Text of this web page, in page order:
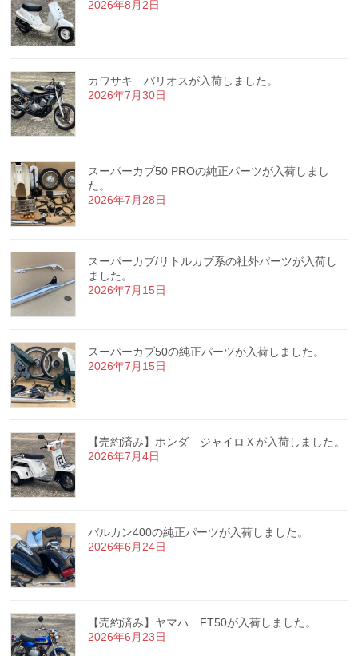
2026年8月2日
カワサキ バリオスが入荷しました。
2026年7月30日
スーパーカブ50 PROの純正パーツが入荷しまし
た。
2026年7月28日
スーパーカブ/リトルカブ系の社外パーツが入荷し
ました。
2026年7月15日
スーパーカブ50の純正パーツが入荷しました。
2026年7月15日
【売約済み】ホンダ ジャイロＸが入荷しました。
2026年7月4日
バルカン400の純正パーツが入荷しました。
2026年6月24日
【売約済み】ヤマハ FT50が入荷しました。
2026年6月23日